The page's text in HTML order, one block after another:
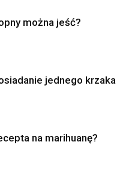
można jeść?
jednego krzaka
na marihuanę?